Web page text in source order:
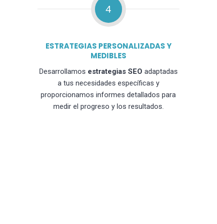
4
ESTRATEGIAS PERSONALIZADAS Y
MEDIBLES
Desarrollamos estrategias SEO adaptadas
a tus necesidades específicas y
proporcionamos informes detallados para
medir el progreso y los resultados.